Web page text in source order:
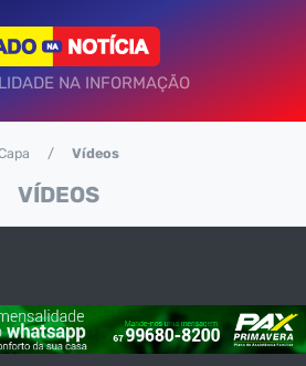
NA INFORMAÇÃO
VÍDEOS
Vídeos